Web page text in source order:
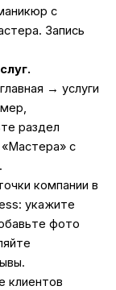
с
Запись
→ услуги
раздел
с
компании в
укажите
фото
клиентов